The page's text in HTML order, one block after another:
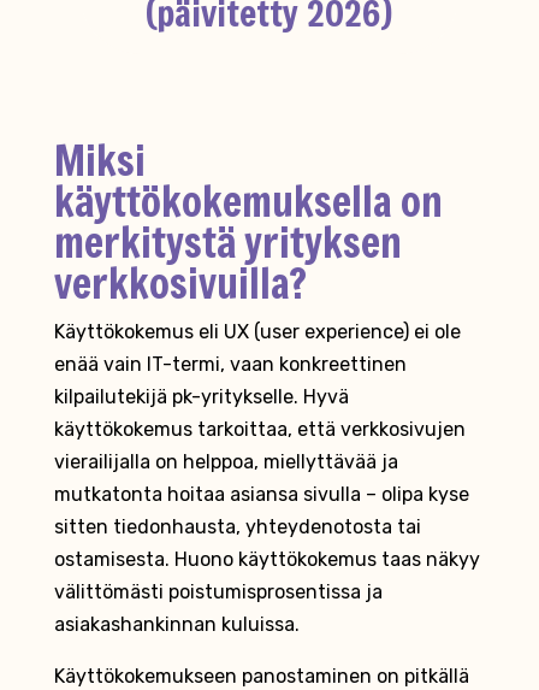
(päivitetty 2026)
Miksi
käyttökokemuksella on
merkitystä yrityksen
verkkosivuilla?
Käyttökokemus eli UX (user experience) ei ole
enää vain IT-termi, vaan konkreettinen
kilpailutekijä pk-yritykselle. Hyvä
käyttökokemus tarkoittaa, että verkkosivujen
vierailijalla on helppoa, miellyttävää ja
mutkatonta hoitaa asiansa sivulla – olipa kyse
sitten tiedonhausta, yhteydenotosta tai
ostamisesta. Huono käyttökokemus taas näkyy
välittömästi poistumisprosentissa ja
asiakashankinnan kuluissa.
Käyttökokemukseen panostaminen on pitkällä